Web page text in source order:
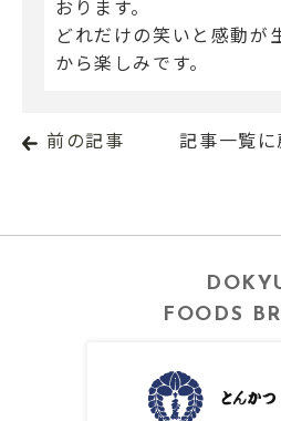
おります。
どれだけの笑いと感動が
から楽しみです。
前の記事 記事一覧に
FOODS